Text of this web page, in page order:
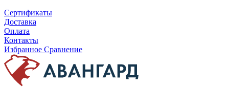
Сертификаты
Доставка
Оплата
Контакты
Избранное Сравнение